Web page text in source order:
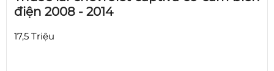
điện 2008 - 2014
17,5 Triệu